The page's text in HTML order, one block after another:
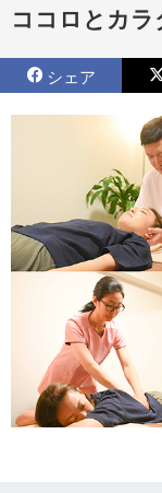
ココロとカ
シェア